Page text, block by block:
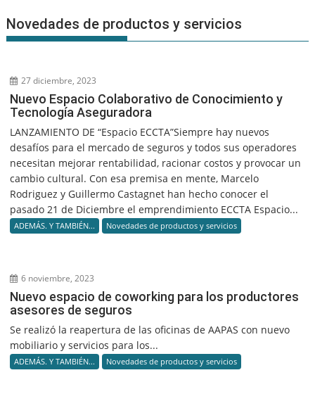
Novedades de productos y servicios
27 diciembre, 2023
Nuevo Espacio Colaborativo de Conocimiento y
Tecnología Aseguradora
LANZAMIENTO DE “Espacio ECCTA”Siempre hay nuevos
desafíos para el mercado de seguros y todos sus operadores
necesitan mejorar rentabilidad, racionar costos y provocar un
cambio cultural. Con esa premisa en mente, Marcelo
Rodriguez y Guillermo Castagnet han hecho conocer el
pasado 21 de Diciembre el emprendimiento ECCTA Espacio...
ADEMÁS. Y TAMBIÉN... Novedades de productos y servicios
6 noviembre, 2023
Nuevo espacio de coworking para los productores
asesores de seguros
Se realizó la reapertura de las oficinas de AAPAS con nuevo
mobiliario y servicios para los...
ADEMÁS. Y TAMBIÉN... Novedades de productos y servicios